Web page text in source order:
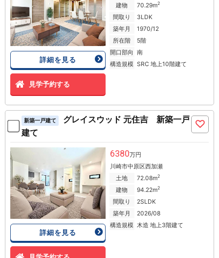
詳細を見る
見学予約する
建物
70.29m2
間取り
3LDK
築年月
1970/12
所在階
5階
開口部向 南
構造規模 SRC 地上10階建て
新築一戸建て
グレイスウッド 元住吉 新築一戸
建て
詳細を見る
6380万円
川崎市中原区西加瀬
土地
72.08m2
建物 94.22m2
間取り
2SLDK
築年月
2026/08
構造規模 木造 地上3階建て